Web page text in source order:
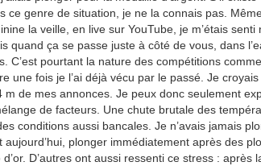
ce genre de situation, je ne la connais pas.
la veille, en live sur YouTube, je m’étais
quand ça se passe juste à côté de vous, dans
C’est pourtant la nature des compétitions
une fois je l’ai déjà vécu par le passé. Je
m de mes annonces. Je peux donc seulement
de facteurs. Une chute brutale des
conditions aussi bancales. Je n’avais jamais
aujourd’hui, plonger immédiatement après des
D’autres ont aussi ressenti ce stress : après